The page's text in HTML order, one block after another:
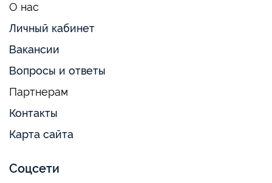
О нас
Личный кабинет
Вакансии
Вопросы и ответы
Партнерам
Контакты
Карта сайта
Соцсети